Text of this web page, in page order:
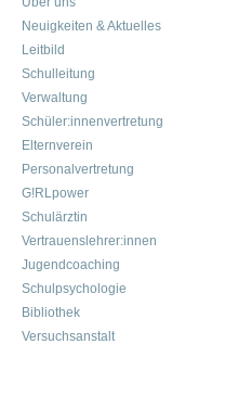
Neuigkeiten & Aktuelles
Leitbild
Schulleitung
Verwaltung
Schüler:innenvertretung
Elternverein
Personalvertretung
G!RLpower
Schulärztin
Vertrauenslehrer:innen
Jugendcoaching
Schulpsychologie
Bibliothek
Versuchsanstalt